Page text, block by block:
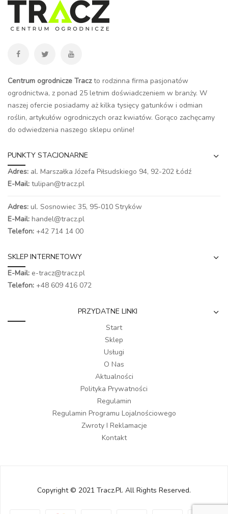
Centrum ogrodnicze Traczto rodzinna firma pasjonatów
ogrodnictwa, z ponad 25 letnim doświadczeniem w branży. W
naszej ofercie posiadamy aż kilka tysięcy gatunków i odmian
roślin, artykułów ogrodniczych oraz kwiatów. Gorąco zachęcamy
do odwiedzenia naszego sklepu online!
PUNKTY STACJONARNE
Adres: al. Marszałka Józefa Piłsudskiego 94, 92-202 Łódź
E-Mail: tulipan@tracz.pl
Adres: ul. Sosnowiec 35, 95-010 Stryków
E-Mail: handel@tracz.pl
Telefon: +42 714 14 00
SKLEP INTERNETOWY
E-Mail: e-tracz@tracz.pl
Telefon: +48 609 416 072
PRZYDATNE LINKI
Start
Sklep
Usługi
O Nas
Aktualności
Polityka Prywatności
Regulamin
Regulamin Programu Lojalnościowego
Zwroty I Reklamacje
Kontakt
Copyright © 2021 Tracz.pl. All Rights Reserved.